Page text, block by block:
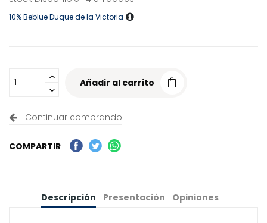
10% Beblue Duque de la Victoria
Añadir al carrito
Continuar comprando
COMPARTIR
Descripción Presentación Opiniones